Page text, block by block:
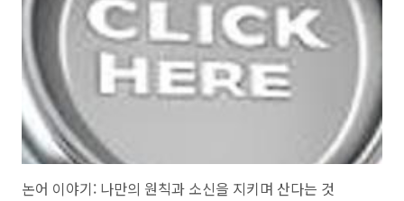
혼을 채우는 방법을 배우게 됩니다. 2. 영혼을 채우는 것의 중요성 -
공자는 "중용"에서 균형과 조화의 중..
논어 이야기: 나만의 원칙과 소신을 지키며 산다는 것